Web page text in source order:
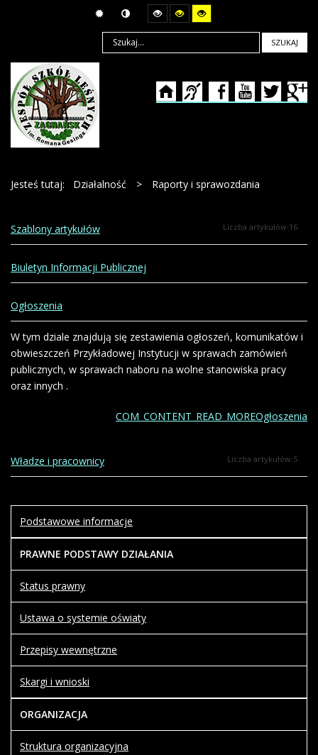
SZUKAJ
Jesteś tutaj: Działalność > Raporty i sprawozdania
Szablony artykułów Liczba artykułów:16
Biuletyn Informacji Publicznej
Ogłoszenia
W tym dziale znajdują się zestawienia ogłoszeń, komunikatów i
obwieszczeń Przykładowej Instytucji w sprawach zamówień
publicznych, w sprawach naboru na wolne stanowiska pracy
oraz innych .
COM_CONTENT_READ_MOREOgłoszenia
Władze i pracownicy Liczba artykułów:5
Podstawowe informacje
PRAWNE PODSTAWY DZIAŁANIA
Status prawny
Ustawa o systemie oświaty
Przepisy wewnętrzne
Skargi i wnioski
ORGANIZACJA
Struktura organizacyjna